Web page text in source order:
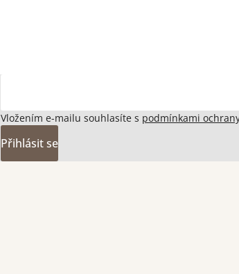
Vložením e-mailu souhlasíte s podmínkami
Přihlásit se